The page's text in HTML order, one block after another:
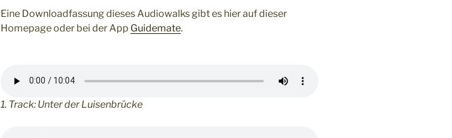
Eine Downloadfassung dieses Audiowalks gibt es hier auf dieser
Homepage oder bei der App Guidemate.
1. Track: Unter der Luisenbrücke